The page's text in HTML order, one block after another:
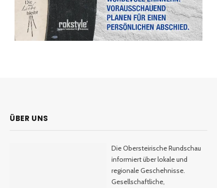
ÜBER UNS
Die Obersteirische Rundschau
informiert über lokale und
regionale Geschehnisse.
Gesellschaftliche,